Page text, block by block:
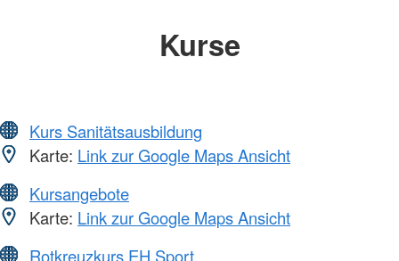
Kurse
Kurs Sanitätsausbildung
Karte: Link zur Google Maps Ansicht
Kursangebote
Karte: Link zur Google Maps Ansicht
Rotkreuzkurs EH Sport